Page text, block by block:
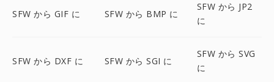
SFW から GIF に SFW から BMP に
SFW から JP2
に
SFW から DXF に SFW から SGI に
SFW から SVG
に